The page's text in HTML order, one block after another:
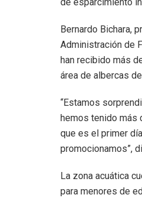
de esparcimiento
Bernardo Bichara,
Administración de
han recibido más
área de albercas
“Estamos
hemos tenido más
que es el primer
promocionamos”,
La zona acuática
para menores de